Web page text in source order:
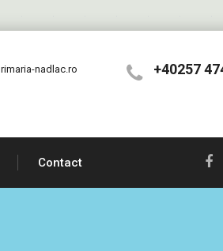
+40257
nadlac.ro
Contact